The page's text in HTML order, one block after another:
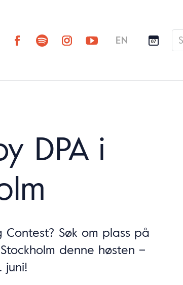
EN 07
DPA i
Contest? Søk om plass på
denne høsten –
juni!